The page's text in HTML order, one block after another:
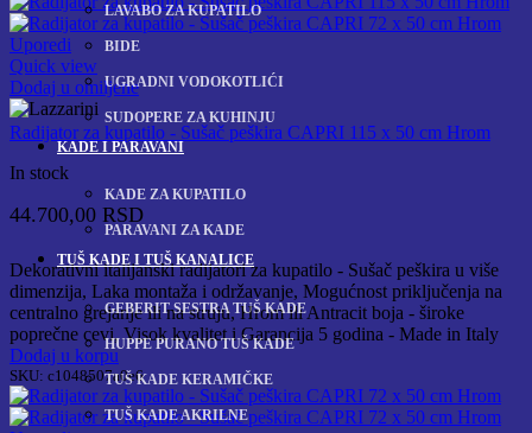
LAVABO ZA KUPATILO
BIDE
UGRADNI VODOKOTLIĆI
SUDOPERE ZA KUHINJU
KADE I PARAVANI
KADE ZA KUPATILO
PARAVANI ZA KADE
TUŠ KADE I TUŠ KANALICE
GEBERIT SESTRA TUŠ KADE
HUPPE PURANO TUŠ KADE
TUŠ KADE KERAMIČKE
TUŠ KADE AKRILNE
Uporedi
Quick view
Dodaj u omiljene
Radijator za kupatilo - Sušač peškira CAPRI 115 x 50 cm Hrom
In stock
44.700,00 RSD
Dekorativni italijanski radijatori za kupatilo - Sušač peškira u više
dimenzija, Laka montaža i održavanje, Mogućnost priključenja na
centralno grejanje ili na struju, Hrom ili Antracit boja - široke
poprečne cevi, Visok kvalitet i Garancija 5 godina - Made in Italy
Dodaj u korpu
SKU: c1048507a0e6